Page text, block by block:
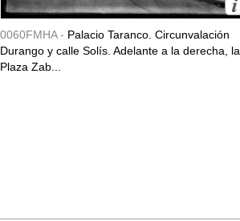
0060FMHA - Palacio Taranco. Circunvalación
Durango y calle Solís. Adelante a la derecha, la
Plaza Zab...